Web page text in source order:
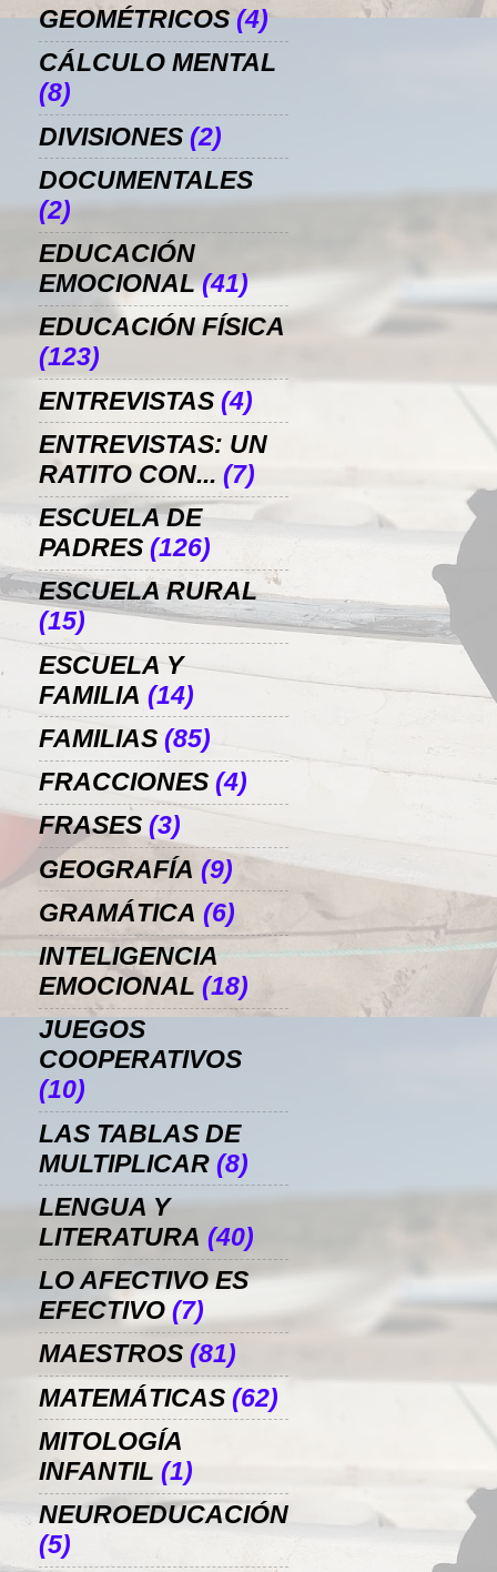
GEOMÉTRICOS (4)
CÁLCULO MENTAL
(8)
DIVISIONES (2)
DOCUMENTALES
(2)
EDUCACIÓN
EMOCIONAL (41)
EDUCACIÓN FÍSICA
(123)
ENTREVISTAS (4)
ENTREVISTAS: UN
RATITO CON... (7)
ESCUELA DE
PADRES (126)
ESCUELA RURAL
(15)
ESCUELA Y
FAMILIA (14)
FAMILIAS (85)
FRACCIONES (4)
FRASES (3)
GEOGRAFÍA (9)
GRAMÁTICA (6)
INTELIGENCIA
EMOCIONAL (18)
JUEGOS
COOPERATIVOS
(10)
LAS TABLAS DE
MULTIPLICAR (8)
LENGUA Y
LITERATURA (40)
LO AFECTIVO ES
EFECTIVO (7)
MAESTROS (81)
MATEMÁTICAS (62)
MITOLOGÍA
INFANTIL (1)
NEUROEDUCACIÓN
(5)